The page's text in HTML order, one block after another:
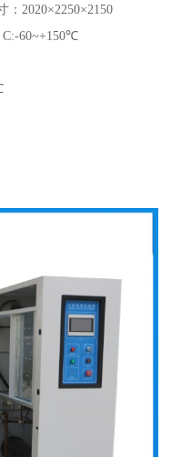
：2020×2250×2150
60~+150℃